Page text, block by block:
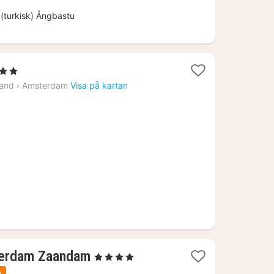
Ångbastu
› Amsterdam Visa på kartan
Zaandam 1
, 4 Stjärnor